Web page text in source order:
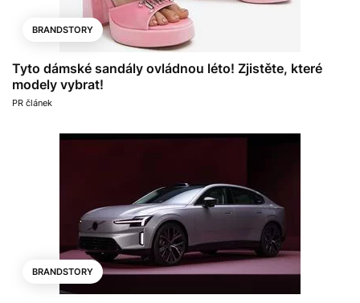
BRANDSTORY
Tyto dámské sandály ovládnou léto! Zjistěte, které
modely vybrat!
PR článek
BRANDSTORY